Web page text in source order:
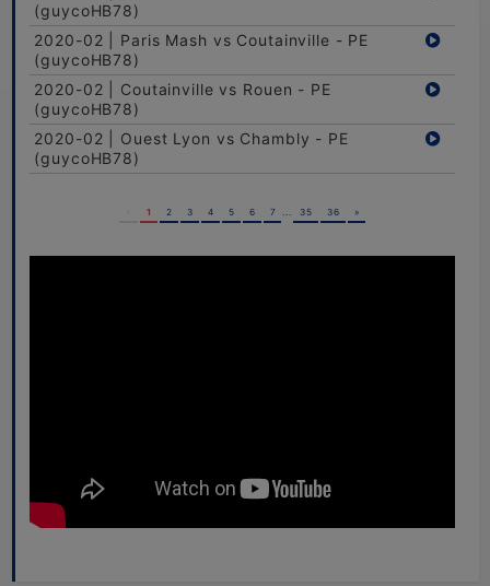
(guycoHB78)
2020-02 | Paris Mash vs Coutainville - PE
(guycoHB78)
2020-02 | Coutainville vs Rouen - PE
(guycoHB78)
2020-02 | Ouest Lyon vs Chambly - PE
(guycoHB78)
1 2 3 4 5 6 7 ... 35 36 »